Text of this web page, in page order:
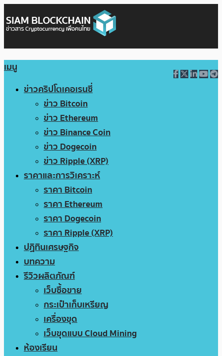
เมนู
ข่าวคริปโตเคอเรนซี่
ข่าว Bitcoin
ข่าว Ethereum
ข่าว Binance Coin
ข่าว Dogecoin
ข่าว Ripple (XRP)
ราคาและการวิเคราะห์
ราคา Bitcoin
ราคา Ethereum
ราคา Dogecoin
ราคา Ripple (XRP)
ปฏิทินเศรษฐกิจ
บทความ
รีวิวผลิตภัณฑ์
เว็บซื้อขาย
กระเป๋าเก็บเหรียญ
เครื่องขุด
เว็บขุดแบบ Cloud Mining
ห้องเรียน